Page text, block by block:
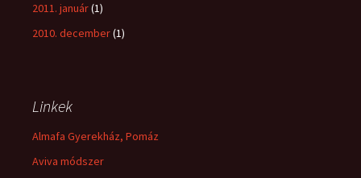
2011. január(1)
2010. december(1)
Linkek
Almafa Gyerekház, Pomáz
Aviva módszer